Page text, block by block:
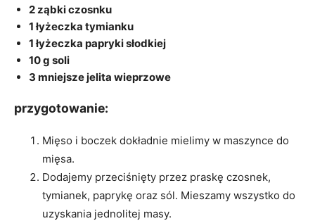
2 ząbki czosnku
1 łyżeczka tymianku
1 łyżeczka papryki słodkiej
10 g soli
3 mniejsze jelita wieprzowe
przygotowanie:
Mięso i boczek dokładnie mielimy w maszynce do
mięsa.
Dodajemy przeciśnięty przez praskę czosnek,
tymianek, paprykę oraz sól. Mieszamy wszystko do
uzyskania jednolitej masy.